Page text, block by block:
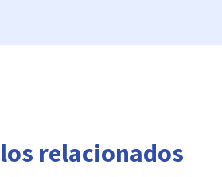
relacionados